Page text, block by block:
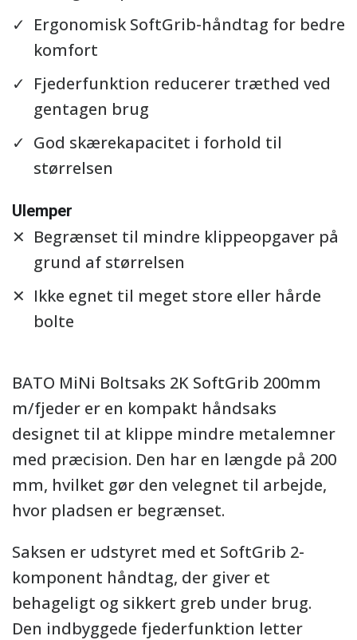
BATO MiNi Boltsaks 2K SoftGrib 200mm
m/fjeder er en kompakt håndsaks
designet til at klippe mindre metalemner
med præcision. Den har en længde på 200
mm, hvilket gør den velegnet til arbejde,
hvor pladsen er begrænset.
Saksen er udstyret med et SoftGrib 2-
komponent håndtag, der giver et
behageligt og sikkert greb under brug.
Den indbyggede fjederfunktion letter
Ergonomisk SoftGrib-håndtag for bedre
komfort
Fjederfunktion reducerer træthed ved
gentagen brug
God skærekapacitet i forhold til
størrelsen
Ulemper
Begrænset til mindre klippeopgaver på
grund af størrelsen
Ikke egnet til meget store eller hårde
bolte